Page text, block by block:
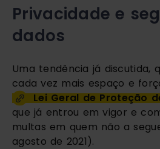
Privacidade e
dados
Uma tendência já discutida,
cada vez mais espaço e
Lei Geral de Proteção
que já entrou em vigor e
multas em quem não a
agosto de 2021).